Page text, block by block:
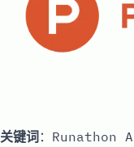
关键词：Runathon